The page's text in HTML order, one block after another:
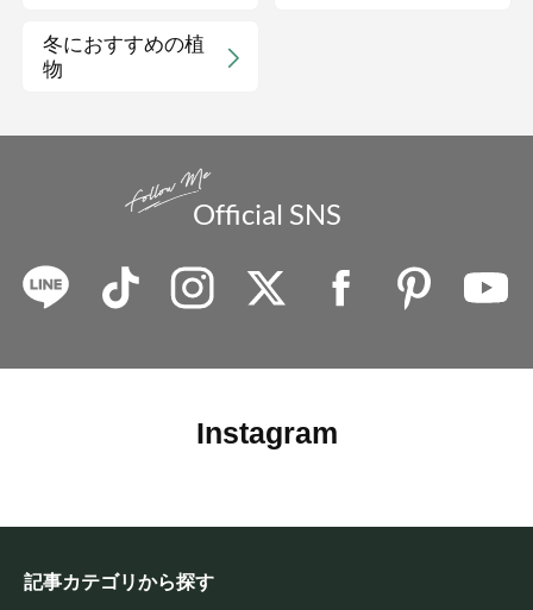
冬におすすめの植
物
Official SNS
Instagram
記事カテゴリから探す